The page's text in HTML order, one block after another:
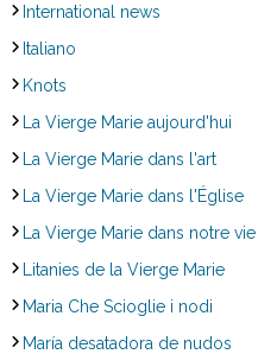
International news
Italiano
Knots
La Vierge Marie aujourd'hui
La Vierge Marie dans l'art
La Vierge Marie dans l'Église
La Vierge Marie dans notre vie
Litanies de la Vierge Marie
Maria Che Scioglie i nodi
María desatadora de nudos